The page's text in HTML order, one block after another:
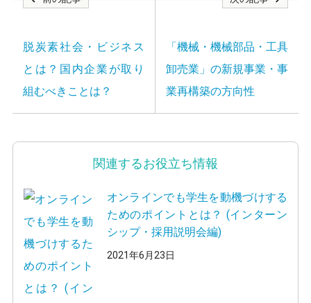
脱炭素社会・ビジネス
とは？国内企業が取り
組むべきことは？
「機械・機械部品・工具
卸売業」の新規事業・事
業再構築の方向性
関連するお役立ち情報
オンラインでも学生を動機づけする
ためのポイントとは？ (インターン
シップ・採用説明会編)
2021年6月23日